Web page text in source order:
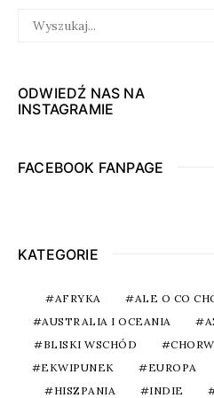
FOR:
ODWIEDŹ NAS NA
INSTAGRAMIE
FACEBOOK FANPAGE
KATEGORIE
AFRYKA ALE O CO
AUSTRALIA I OCEANIA
BLISKI WSCHÓD
EKWIPUNEK
EUROPA
HISZPANIA
INDIE